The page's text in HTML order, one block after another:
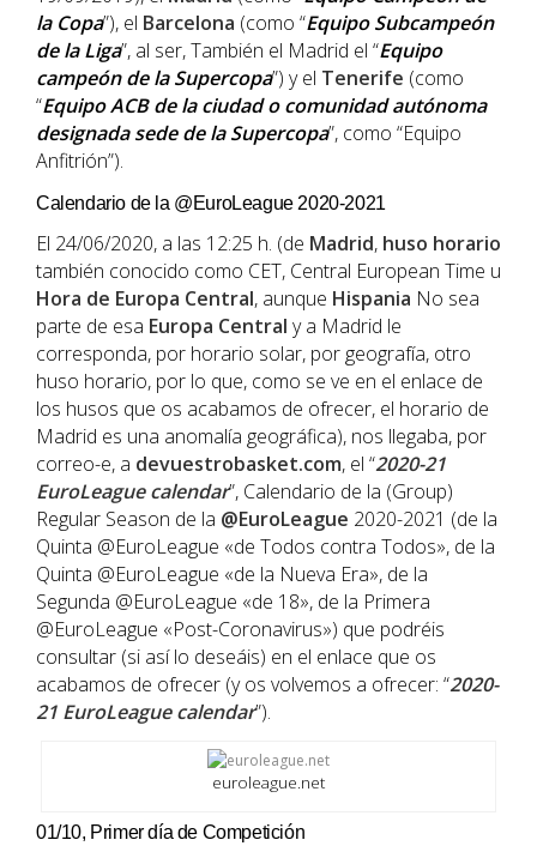
la Copa”), el Barcelona (como “Equipo Subcampeón
de la Liga”, al ser, También el Madrid el “Equipo
campeón de la Supercopa”) y el Tenerife (como
“Equipo ACB de la ciudad o comunidad autónoma
designada sede de la Supercopa”, como “Equipo
Anfitrión”).
Calendario de la @EuroLeague 2020-2021
El 24/06/2020, a las 12:25 h. (de Madrid, huso horario
también conocido como CET, Central European Time u
Hora de Europa Central, aunque Hispania No sea
parte de esa Europa Central y a Madrid le
corresponda, por horario solar, por geografía, otro
huso horario, por lo que, como se ve en el enlace de
los husos que os acabamos de ofrecer, el horario de
Madrid es una anomalía geográfica), nos llegaba, por
correo-e, a devuestrobasket.com, el “2020-21
EuroLeague calendar”, Calendario de la (Group)
Regular Season de la @EuroLeague 2020-2021 (de la
Quinta @EuroLeague «de Todos contra Todos», de la
Quinta @EuroLeague «de la Nueva Era», de la
Segunda @EuroLeague «de 18», de la Primera
@EuroLeague «Post-Coronavirus») que podréis
consultar (si así lo deseáis) en el enlace que os
acabamos de ofrecer (y os volvemos a ofrecer: “2020-
21 EuroLeague calendar”).
euroleague.net
01/10, Primer día de Competición